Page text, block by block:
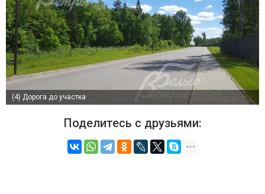
(4) Дорога до участка
Поделитесь с друзьями: